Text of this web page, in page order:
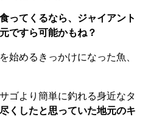
ってくるなら、ジャイアント
ですら可能かもね？
始めるきっかけになった魚、
ゴより簡単に釣れる身近なタ
くしたと思っていた地元のキ